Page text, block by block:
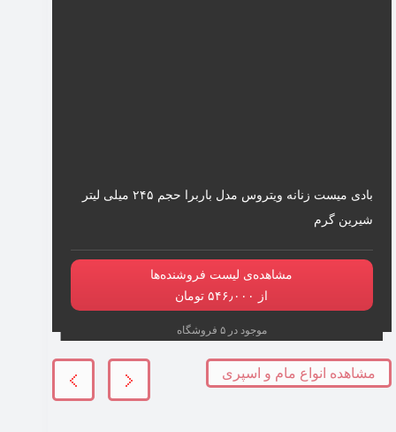
بادی میست زنانه ویتروس مدل باربرا حجم ۲۴۵ میلی لیتر
شیرین گرم
مشاهده‌ی لیست فروشنده‌ها
از ۵۴۶٫۰۰۰ تومان
موجود در ۵ فروشگاه
مشاهده انواع مام و اسپری